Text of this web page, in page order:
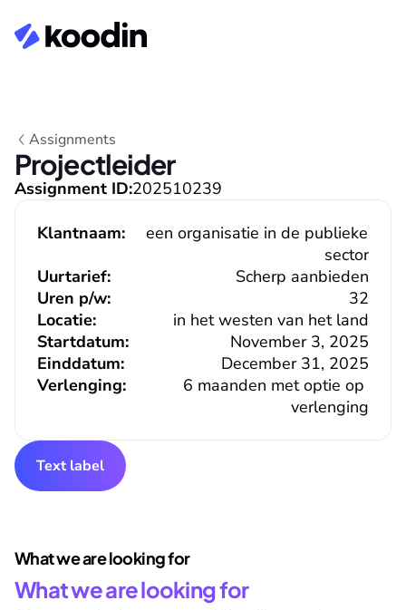
Assignments
Projectleider
Assignment ID:202510239
Klantnaam:
een organisatie in de publieke
sector
Uurtarief:
Scherp aanbieden
32
Uren p/w:
Locatie:
in het westen van het land
Verlenging:
6 maanden met optie op
verlenging
Einddatum: December 31, 2025
Startdatum: November 3, 2025
Text label
What we are looking for
What we are looking for